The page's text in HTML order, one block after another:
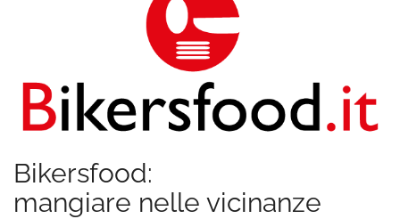
Bikersfood:
mangiare nelle vicinanze